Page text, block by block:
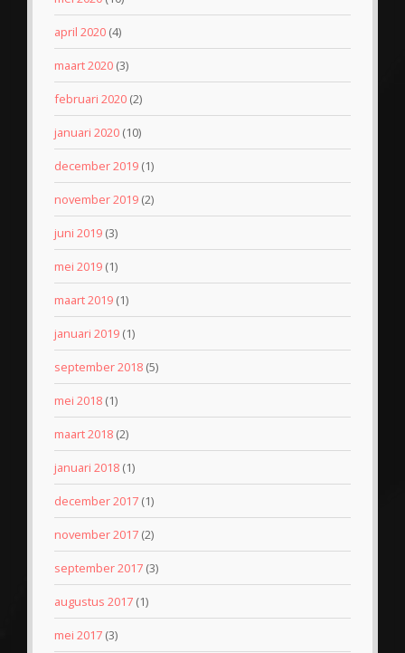
april 2020 (4)
maart 2020 (3)
februari 2020 (2)
januari 2020 (10)
december 2019 (1)
november 2019 (2)
juni 2019 (3)
mei 2019 (1)
maart 2019 (1)
januari 2019 (1)
september 2018 (5)
mei 2018 (1)
maart 2018 (2)
januari 2018 (1)
december 2017 (1)
november 2017 (2)
september 2017 (3)
augustus 2017 (1)
mei 2017 (3)